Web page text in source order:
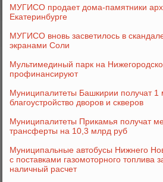
МУГИСО продает дома-памятники
Екатеринбурге
МУГИСО вновь засветилось в
экранами Соли
Мультимединый парк на
профинансируют
Муниципалитеты Башкирии получат 1
благоустройство дворов и скверов
Муниципалитеты Прикамья получат
трансферты на 10,3 млрд руб
Муниципальные автобусы Нижнего
с поставками газомоторного топлива
наличный расчет